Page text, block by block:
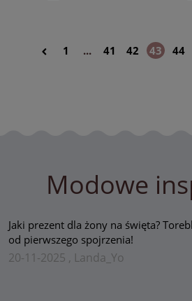
1 ... 41 42 43 44
Modowe
Jaki prezent dla żony na święta?
od pierwszego spojrzenia!
20-11-2025 , Landa_Yo